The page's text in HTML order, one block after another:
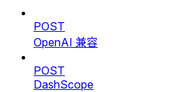
POST
OpenAI 兼容
POST
DashScope